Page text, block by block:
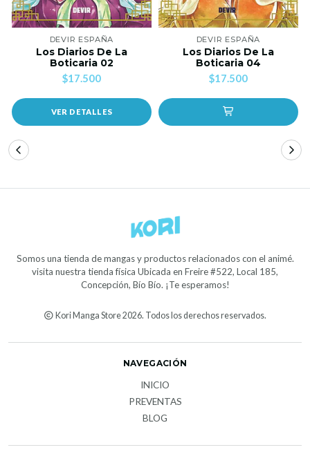
DEVIR ESPAÑA
Los Diarios De La
Boticaria 02
$17.500
VER DETALLES
DEVIR ESPAÑA
Los Diarios De La
Boticaria 04
$17.500
Somos una tienda de mangas y productos relacionados con el animé.
visita nuestra tienda física Ubicada en Freire #522, Local 185,
Concepción, Bío Bío. ¡Te esperamos!
Kori Manga Store 2026. Todos los derechos reservados.
NAVEGACIÓN
INICIO
PREVENTAS
BLOG